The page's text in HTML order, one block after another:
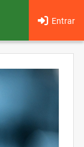
Entrar